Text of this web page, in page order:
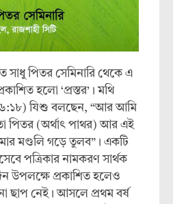
সাধু পিতর সেমিনারি থেকে এ
হলো ‘প্রস্তর’। মথি
যিশু বলছেন, “আর আমি
পিতর (অর্থাৎ পাথর) আর এই
মণ্ডলি গড়ে তুলব”। একটি
পত্রিকার নামকরণ সার্থক
উপলক্ষে প্রকাশিত হলেও
ছাপ নেই। আসলে প্রথম বর্ষ